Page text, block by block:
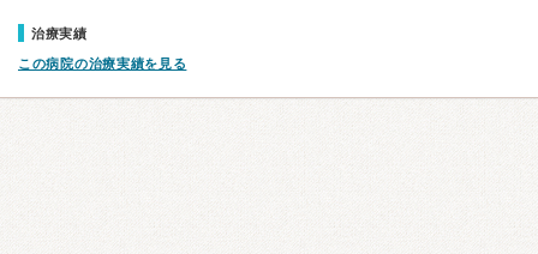
治療実績
この病院の治療実績を見る